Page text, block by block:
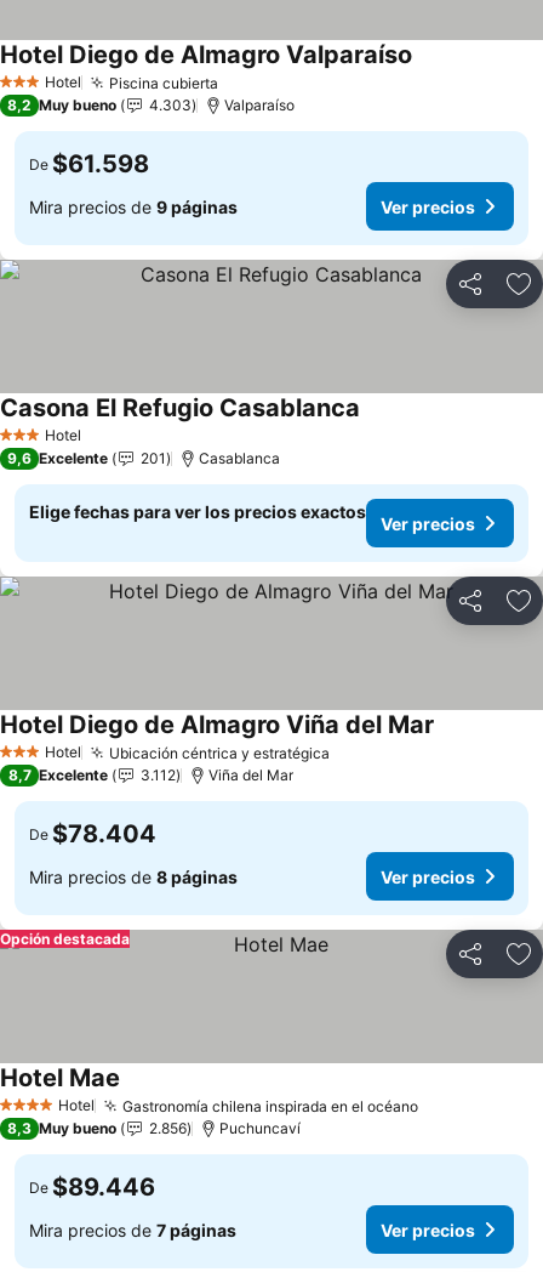
3 Estrellas
Hotel Piscina cubierta
Hotel Diego de Almagro Valparaíso
8,2 Muy bueno 4.303 Valparaíso
De $61.598
Mira precios de 9 páginas Ver precios
Compartir
3 Estrellas
Hotel
Casona El Refugio Casablanca
9,6 Excelente 201 Casablanca
Elige fechas para ver los precios exactos
Ver precios
Compartir
3 Estrellas
Hotel Ubicación céntrica y estratégica
Hotel Diego de Almagro Viña del Mar
8,7 Excelente 3.112 Viña del Mar
De $78.404
Mira precios de 8 páginas Ver precios
Compartir
Opción destacada
4 EstrellasHotel Gastronomía chilena inspirada en el océano
Hotel Mae
8,3 Muy bueno 2.856 Puchuncaví
De $89.446
Mira precios de 7 páginas Ver precios